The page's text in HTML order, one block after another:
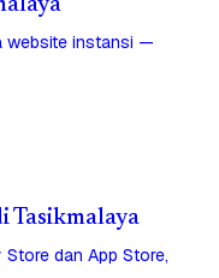
website instansi —
Tasikmalaya
dan App Store,